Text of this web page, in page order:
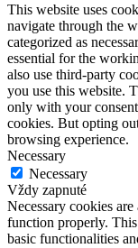
This website uses
navigate through the
categorized as
essential for the
also use third-party
you use this website.
only with your
cookies. But opting
browsing experience.
Necessary
Necessary
Vždy zapnuté
Necessary cookies
function properly.
basic functionalities